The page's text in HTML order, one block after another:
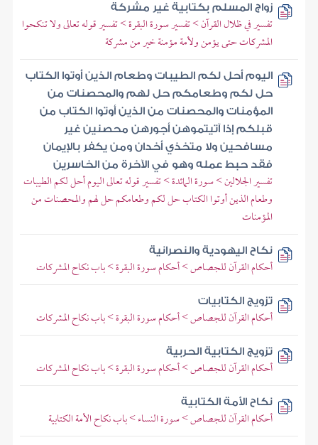
زواج المسلم بكتابية غير مشركة
تفسير في ظلال القرآن > تفسير سورة البقرة > تفسير قوله تعالى ولا تنكحوا
المشركات حتى يؤمن ولأمة مؤمنة خير من مشركة
اليوم أحل لكم الطيبات وطعام الذين أوتوا الكتاب
حل لكم وطعامكم حل لهم والمحصنات من
المؤمنات والمحصنات من الذين أوتوا الكتاب من
قبلكم إذا آتيتموهن أجورهن محصنين غير
مسافحين ولا متخذي أخدان ومن يكفر بالإيمان
فقد حبط عمله وهو في الآخرة من الخاسرين
تفسير الجلالين > سورة المائدة > تفسير قوله تعالى اليوم أحل لكم الطيبات
وطعام الذين أوتوا الكتاب حل لكم وطعامكم حل لهم والمحصنات من
المؤمنات
نكاح اليهودية والنصرانية
أحكام القرآن للجصاص > أحكام سورة البقرة > باب نكاح المشركات
تزويج الكتابيات
أحكام القرآن للجصاص > أحكام سورة البقرة > باب نكاح المشركات
تزويج الكتابية الحربية
أحكام القرآن للجصاص > أحكام سورة البقرة > باب نكاح المشركات
نكاح الأمة الكتابية
أحكام القرآن للجصاص > سورة النساء > باب نكاح الأمة الكتابية